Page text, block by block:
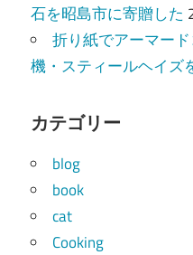
石を昭島市に寄贈した
折り紙でアーマー
機・スティールヘイズ
カテゴリー
blog
book
cat
Cooking